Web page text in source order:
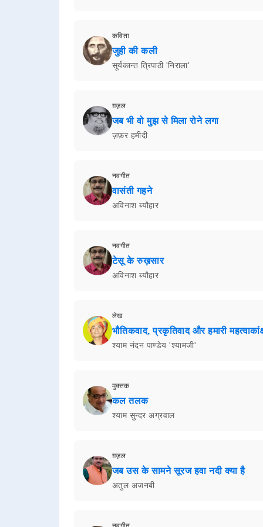
कविता
जुही की कली
सूर्यकान्त त्रिपाठी 'निराला'
ग़ज़ल
जब भी वो मुझ से मिला रोने लगा
ज़फ़र हमीदी
नवगीत
वासंती गहने
अविनाश ब्यौहार
नवगीत
टेसू के रुख़सार
अविनाश ब्यौहार
लेख
भौतिकवाद, प्रकृतिवाद और हमारी
श्याम नंदन पाण्डेय 'श्यामजी'
मुक्तक
कल तलक
श्याम सुन्दर अग्रवाल
ग़ज़ल
जब उस के सामने सूरज हवा नदी क्या है
अतुल अजनबी